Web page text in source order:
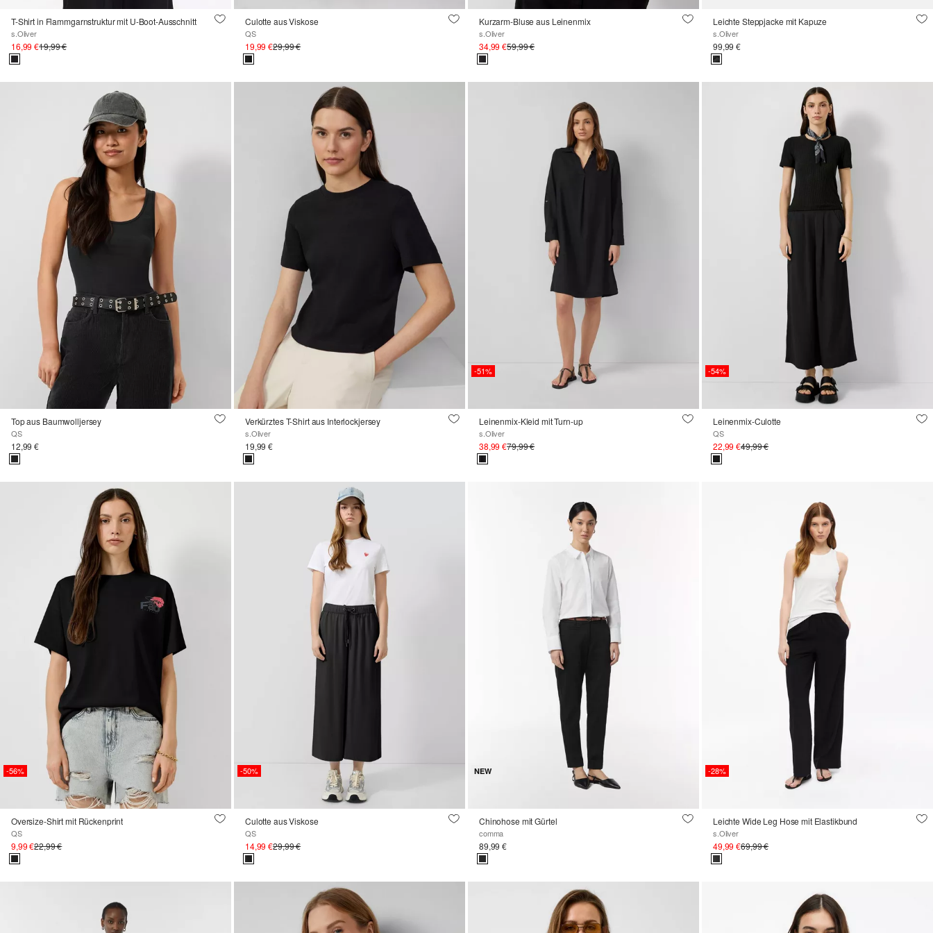
T-Shirt in Flammgarnstruktur mit U-Boot-Ausschnitt
s.Oliver
16,99 €19,99 €
Culotte aus Viskose
QS
19,99 €29,99 €
Kurzarm-Bluse aus Leinenmix
s.Oliver
34,99 €59,99 €
Leichte Steppjacke mit Kapuze
s.Oliver
99,99 €
Top aus Baumwolljersey
QS
12,99 €
Verkürztes T-Shirt aus Interlockjersey
s.Oliver
19,99 €
-51%
Leinenmix-Kleid mit Turn-up
s.Oliver
38,99 €79,99 €
-54%
Leinenmix-Culotte
QS
22,99 €49,99 €
-56%
Oversize-Shirt mit Rückenprint
QS
9,99 €22,99 €
-50%
Culotte aus Viskose
QS
14,99 €29,99 €
NEW
Chinohose mit Gürtel
comma
89,99 €
-28%
Leichte Wide Leg Hose mit Elastikbund
s.Oliver
49,99 €69,99 €